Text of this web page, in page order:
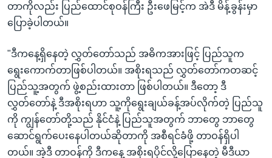
တာကိုလည်း ပြည်ထောင်စုဝန်ကြီး ဦးဖေမြင့်က အဲဒီ မိန့်ခွန်းမှာ
ပြောခဲ့ပါတယ်။
"ဒီကနေ့ရှိနေတဲ့ လွှတ်တော်သည် အဓိကအားဖြင့် ပြည်သူက
ရွေးကောက်တာဖြစ်ပါတယ်။ အစိုးရသည် လွှတ်တော်ကတဆင့်
ပြည်သူ့အတွက် ဖွဲ့စည်းထားတာ ဖြစ်ပါတယ်။ ဒီတော့ ဒီ
လွှတ်တော်နဲ့ ဒီအစိုးရဟာ သူ့ကိုရွေးချယ်ခန့်အပ်လိုက်တဲ့ ပြည်သူ
ကို ကျွန်တော်တို့သည် နိုင်ငံနဲ့ ပြည်သူအတွက် ဘာတွေ ဘာတွေ
ဆောင်ရွက်ပေးနေပါတယ်ဆိုတာကို အစီရင်ခံဖို့ တာဝန်ရှိပါ
တယ်။ အဲ့ဒီ တာဝန်ကို ဒီကနေ့ အစိုးရပိုင်လို့ပြောနေတဲ့ မီဒီယာ